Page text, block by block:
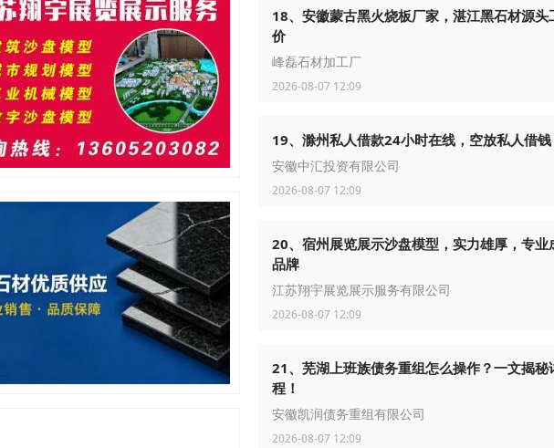
18、安徽蒙古黑火烧板厂家，湛江黑石材源头
价
峰磊石材加工厂
2026-08-07 12:09
19、滁州私人借款24小时在线，空放私人借钱
安徽中汇投资有限公司
2026-08-07 12:09
20、宿州展览展示沙盘模型，实力雄厚，专业
品牌
江苏翔宇展览展示服务有限公司
2026-08-07 12:09
21、芜湖上班族债务重组怎么操作？一文揭秘
程！
安徽凯润债务重组有限公司
2026-08-07 12:09